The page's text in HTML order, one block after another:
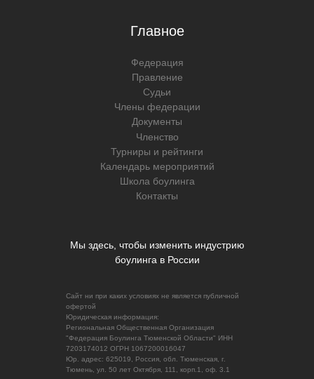
Сайт ни при каких условиях не является публичной
офертой
Юридическая информация:
Региональная Общественная Организация
"Федерация Боулинга Тюменской Области" ИНН
7203174012 ОГРН 1067200016047
Юр. адрес: 625019, Россия, обл. Тюменская, г.
Тюмень, ул. 50 лет Октября, 111, корп.1, оф. 3.1
Мы здесь, чтобы изменить индустрию
боулинга в России
Главное
Федерация
Правление
Судьи
Члены федерации
Документы
Членство
Турниры и рейтинги
Календарь мероприятий
Школа боулинга
Контакты